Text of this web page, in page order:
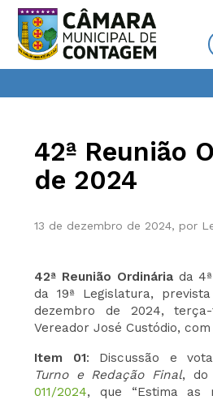
42ª Reunião
de 2024
13 de dezembro de 2024, por
42ª Reunião Ordináriada 4ª
da 19ª Legislatura,
dezembro de 2024,
Vereador José Custódio,
Item 01: Discussão e
Turno e Redação Final, do
011/2024, que “Estima as